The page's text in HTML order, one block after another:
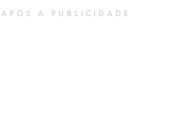
A PUBLICIDADE